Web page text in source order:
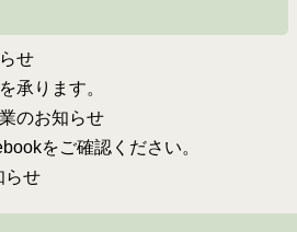
せ
承ります。
のお知らせ
をご確認ください。
らせ